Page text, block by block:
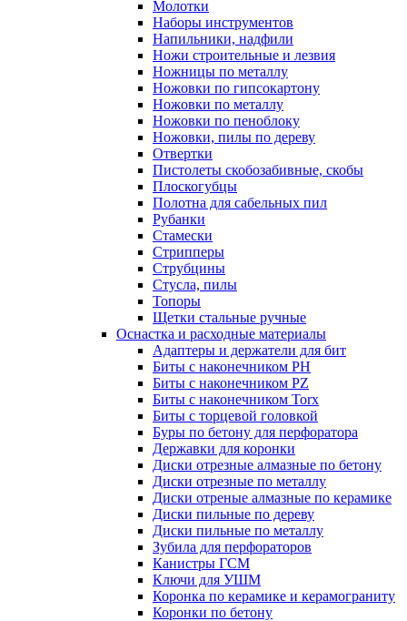
Молотки
Наборы инструментов
Напильники, надфили
Ножи строительные и лезвия
Ножницы по металлу
Ножовки по гипсокартону
Ножовки по металлу
Ножовки по пеноблоку
Ножовки, пилы по дереву
Отвертки
Пистолеты скобозабивные, скобы
Плоскогубцы
Полотна для сабельных пил
Рубанки
Стамески
Стрипперы
Струбцины
Стусла, пилы
Топоры
Щетки стальные ручные
Оснастка и расходные материалы
Адаптеры и держатели для бит
Биты с наконечником PH
Биты с наконечником PZ
Биты с наконечником Torx
Биты с торцевой головкой
Буры по бетону для перфоратора
Державки для коронки
Диски отрезные алмазные по бетону
Диски отрезные по металлу
Диски отреные алмазные по керамике
Диски пильные по дереву
Диски пильные по металлу
Зубила для перфораторов
Канистры ГСМ
Ключи для УШМ
Коронка по керамике и керамограниту
Коронки по бетону